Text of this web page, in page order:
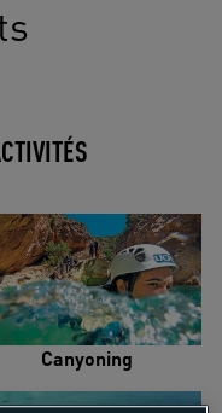
Canyoning